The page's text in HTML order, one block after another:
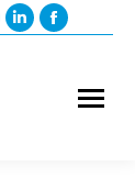
Linkedin